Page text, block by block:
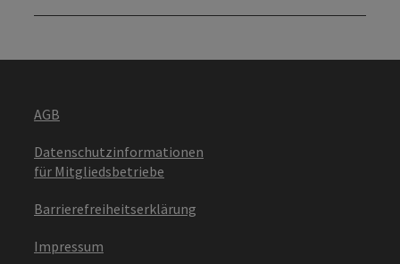
AGB
Datenschutzinformationen
für Mitgliedsbetriebe
Barrierefreiheitserklärung
Impressum